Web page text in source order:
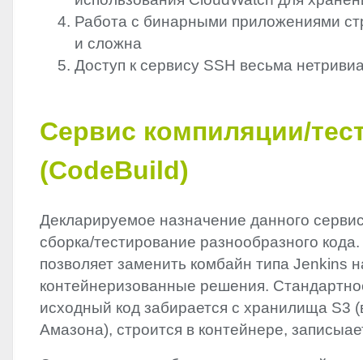
Работа с бинарными приложениями
и сложна
Доступ к сервису SSH весьма
Сервис компиляции/
(CodeBuild)
Декларируемое назначение данного
сборка/тестирование разнообразного
позволяет заменить комбайн типа Jenkins
контейнеризованные решения.
исходный код забирается с хранилища S3
Амазона), строится в контейнере,